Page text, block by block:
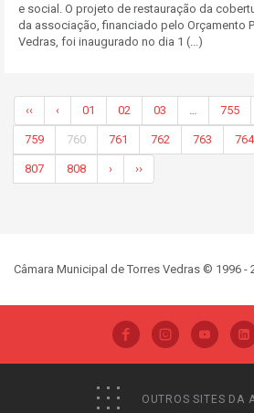
e social. O projeto de restauração da
da associação, financiado pelo Orçamento
Vedras, foi inaugurado no dia 1 (...)
‹‹ ‹ 01 02 03 755
759 760 761 762 763 764
807 808 › ››
Câmara Municipal de Torres Vedras © 1996 -
OUTROS SITES DA